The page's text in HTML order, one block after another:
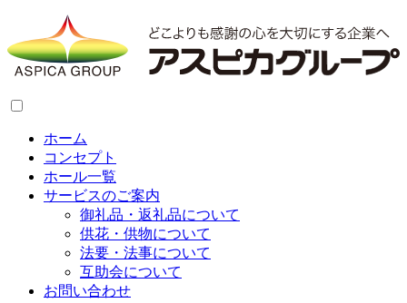
ホーム
コンセプト
ホール一覧
サービスのご案内
御礼品・返礼品について
供花・供物について
法要・法事について
互助会について
お問い合わせ